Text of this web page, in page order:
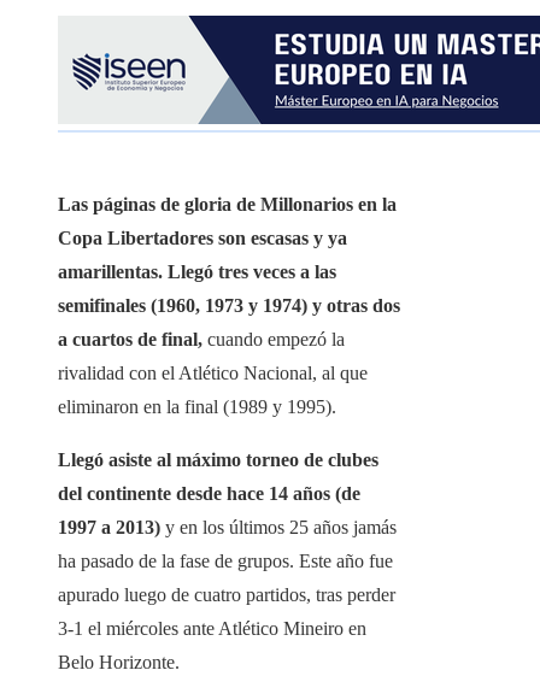
Las páginas de gloria de Millonarios en la
Copa Libertadores son escasas y ya
amarillentas. Llegó tres veces a las
semifinales (1960, 1973 y 1974) y otras dos
a cuartos de final, cuando empezó la
rivalidad con el Atlético Nacional, al que
eliminaron en la final (1989 y 1995).
Llegó asiste al máximo torneo de clubes
del continente desde hace 14 años (de
1997 a 2013) y en los últimos 25 años jamás
ha pasado de la fase de grupos. Este año fue
apurado luego de cuatro partidos, tras perder
3-1 el miércoles ante Atlético Mineiro en
Belo Horizonte.